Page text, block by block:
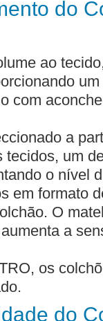
do
ao
com
a
um
o nível
em formato
O
a
os
do